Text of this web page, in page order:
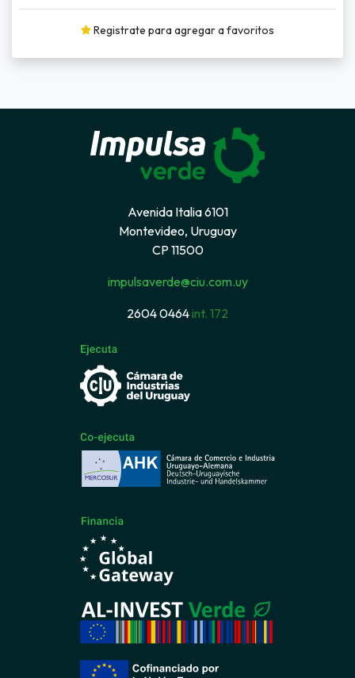
Registrate para agregar a favoritos
Avenida Italia 6101
Montevideo, Uruguay
CP 11500
impulsaverde@ciu.com.uy
2604 0464int. 172